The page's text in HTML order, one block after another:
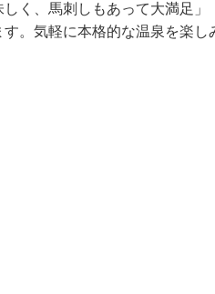
く、馬刺しもあって大満足」
。気軽に本格的な温泉を楽し